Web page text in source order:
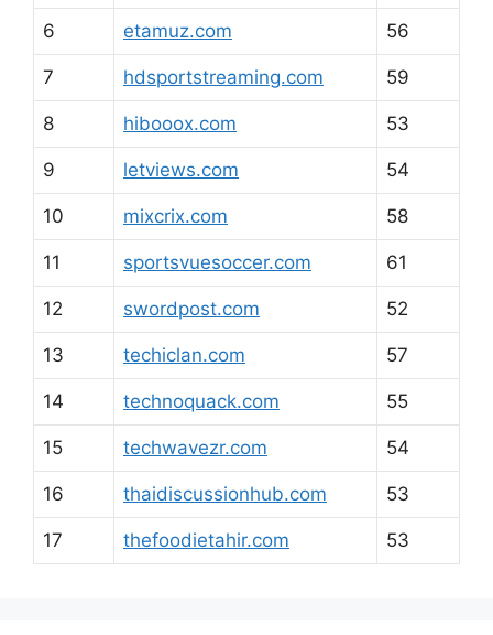
6 etamuz.com 56
7 hdsportstreaming.com 59
8 hibooox.com 53
9 letviews.com 54
10 mixcrix.com 58
11 sportsvuesoccer.com 61
12 swordpost.com 52
13 techiclan.com 57
14 technoquack.com 55
15 techwavezr.com 54
16 thaidiscussionhub.com 53
17 thefoodietahir.com 53